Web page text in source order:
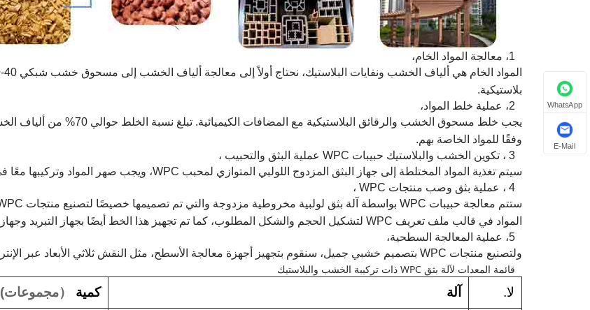
1، معالجة المواد الخام،
المواد الخام هي ألياف الخشب ونفايات البلاستيك، نحتاج أولاً إلى معالجة ألياف الخشب إلى مسحوق خشب شبكي 40-100.
بلاستيكية.
2، عملية خلط المواد،
وفقًا للمواد الخاصة بهم.
3 ، تكوين الخشب والبلاستيك حبيبات WPC عملية البثق والتحبيب ،
سيتم تغذية المواد المختلطة إلى جهاز البثق المزدوج اللولبي المتوازي لمحبب WPC، ويجب صهر المواد وتركيبها معًا في حبيبات WPC.
4 ، عملية بثق وصب منتجات WPC ،
المواد في قالب ملف تعريف WPC لتشكيل الحجم والشكل المطلوب، كما تم تجهيز هذا الخط أيضًا بجهاز التبريد وجهاز القطع.
5، عملية المعالجة السطحية،
ولتصنيع منتجات WPC بتصميم خشبي جميل، سنقوم بتجهيز أجهزة معالجة الأسطح، مثل النقش ثلاثي الأبعاد عبر الإنترنت وآلة الصنفرة وآلة الفرشاة.
قائمة المعدات لآلة بثق WPC ذات تركيبة الخشب والبلاستيك
لا. آلة كمية （مجموعات)
WhatsApp
E-Mail